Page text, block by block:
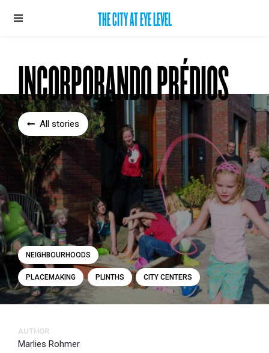
THE CITY AT EYE LEVEL
INCORPORANDO PRÉDIOS
All stories
PLACEMAKING PLINTHS CITY CENTERS
NEIGHBOURHOODS
AUTHOR
Marlies Rohmer